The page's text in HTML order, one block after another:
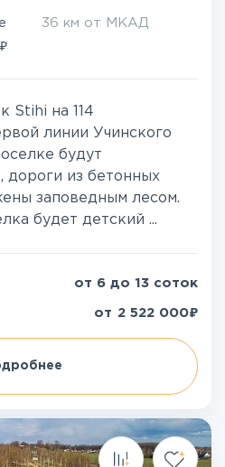
36 км от МКАД
₽
Stihi на 114
линии Учинского
будут
дороги из бетонных
заповедным лесом.
будет детский ...
от 6 до 13 соток
от 2 522 000₽